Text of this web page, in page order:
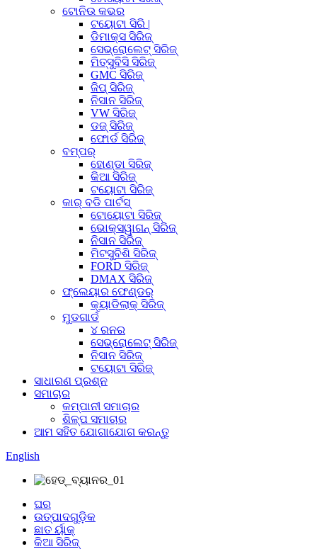
ଟୋନିଉ କଭର
ଟୟୋଟା ସିରି |
ଡିମାକ୍ସ ସିରିଜ୍
ସେଭ୍ରୋଲେଟ୍ ସିରିଜ୍
ମିତ୍ସୁବିସି ସିରିଜ୍
GMC ସିରିଜ୍
ଜିପ୍ ସିରିଜ୍
ନିସାନ ସିରିଜ୍
VW ସିରିଜ୍
ଡଜ୍ ସିରିଜ୍
ଫୋର୍ଡ ସିରିଜ୍
ବମ୍ପର୍
ହୋଣ୍ଡା ସିରିଜ୍
କିଆ ସିରିଜ୍
ଟୟୋଟା ସିରିଜ୍
କାର୍ ବଡି ପାର୍ଟସ୍
ଟୋୟୋଟା ସିରିଜ୍
ଭୋକ୍ସୱାଗନ୍ ସିରିଜ୍
ନିସାନ ସିରିଜ୍
ମିଟସୁବିଶି ସିରିଜ୍
FORD ସିରିଜ୍
DMAX ସିରିଜ୍
ଫ୍ଲେୟାର ଫେଣ୍ଡର୍
କ୍ୟାଡିଲାକ୍ ସିରିଜ୍
ମୁଡଗାର୍ଡ
୪ ରନର
ସେଭ୍ରୋଲେଟ୍ ସିରିଜ୍
ନିସାନ ସିରିଜ୍
ଟୟୋଟା ସିରିଜ୍
ସାଧାରଣ ପ୍ରଶ୍ନ
ସମାଚାର
କମ୍ପାନୀ ସମାଚାର
ଶିଳ୍ପ ସମାଚାର
ଆମ ସହିତ ଯୋଗାଯୋଗ କରନ୍ତୁ
English
ଘର
ଉତ୍ପାଦଗୁଡ଼ିକ
ଛାତ ର୍ୟାକ୍
କିଆ ସିରିଜ୍